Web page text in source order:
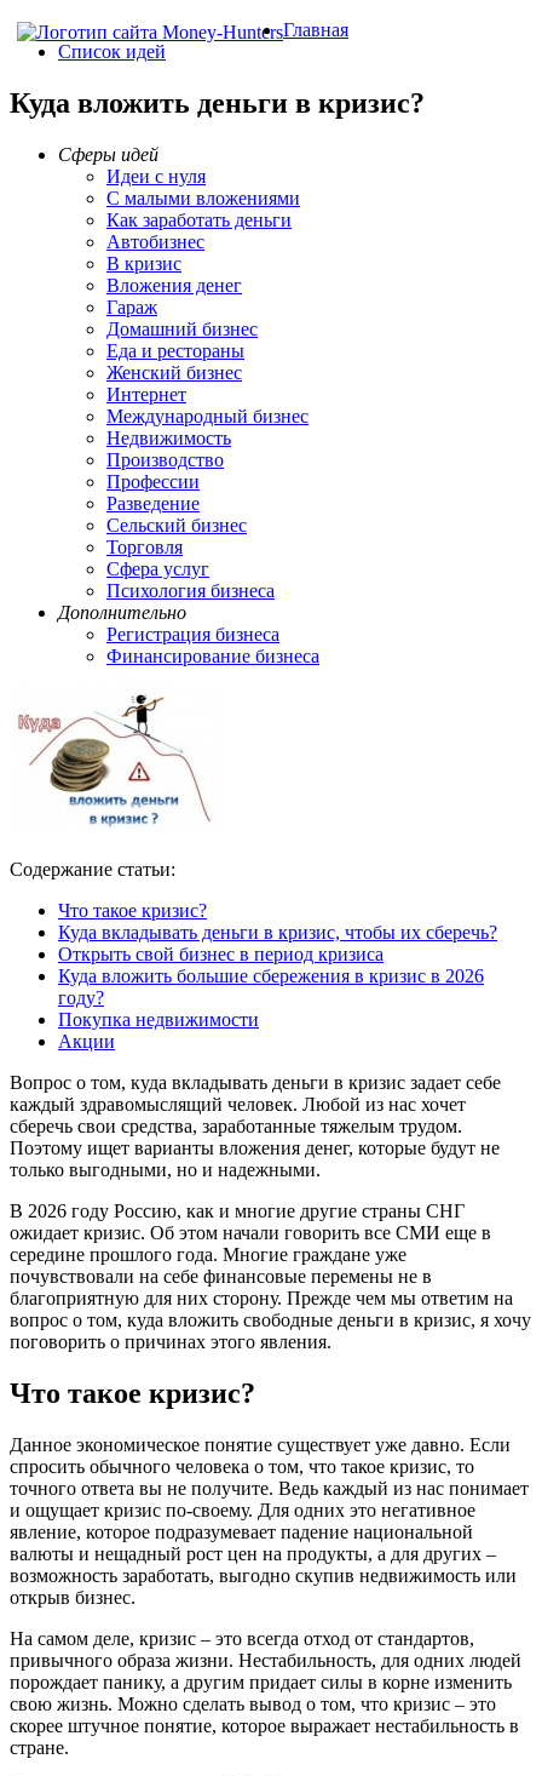
Главная
Список идей
Куда вложить деньги в кризис?
Сферы идей
Идеи с нуля
С малыми вложениями
Как заработать деньги
Автобизнес
В кризис
Вложения денег
Гараж
Домашний бизнес
Еда и рестораны
Женский бизнес
Интернет
Международный бизнес
Недвижимость
Производство
Профессии
Разведение
Сельский бизнес
Торговля
Сфера услуг
Психология бизнеса
Дополнительно
Регистрация бизнеса
Финансирование бизнеса
Содержание статьи:
Что такое кризис?
Куда вкладывать деньги в кризис, чтобы их сберечь?
Открыть свой бизнес в период кризиса
Куда вложить большие сбережения в кризис в 2026
году?
Покупка недвижимости
Акции
Вопрос о том, куда вкладывать деньги в кризис задает себе
каждый здравомыслящий человек. Любой из нас хочет
сберечь свои средства, заработанные тяжелым трудом.
Поэтому ищет варианты вложения денег, которые будут не
только выгодными, но и надежными.
В 2026 году Россию, как и многие другие страны СНГ
ожидает кризис. Об этом начали говорить все СМИ еще в
середине прошлого года. Многие граждане уже
почувствовали на себе финансовые перемены не в
благоприятную для них сторону. Прежде чем мы ответим на
вопрос о том, куда вложить свободные деньги в кризис, я хочу
поговорить о причинах этого явления.
Что такое кризис?
Данное экономическое понятие существует уже давно. Если
спросить обычного человека о том, что такое кризис, то
точного ответа вы не получите. Ведь каждый из нас понимает
и ощущает кризис по-своему. Для одних это негативное
явление, которое подразумевает падение национальной
валюты и нещадный рост цен на продукты, а для других –
возможность заработать, выгодно скупив недвижимость или
открыв бизнес.
На самом деле, кризис – это всегда отход от стандартов,
привычного образа жизни. Нестабильность, для одних людей
порождает панику, а другим придает силы в корне изменить
свою жизнь. Можно сделать вывод о том, что кризис – это
скорее штучное понятие, которое выражает нестабильность в
стране.